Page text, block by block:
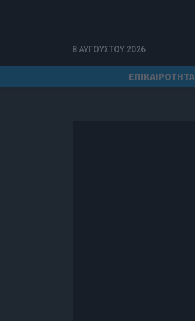
8 ΑΥΓΟΎΣΤΟΥ 2026
ΕΠΙΚΑΙΡΟΤΗΤΑ